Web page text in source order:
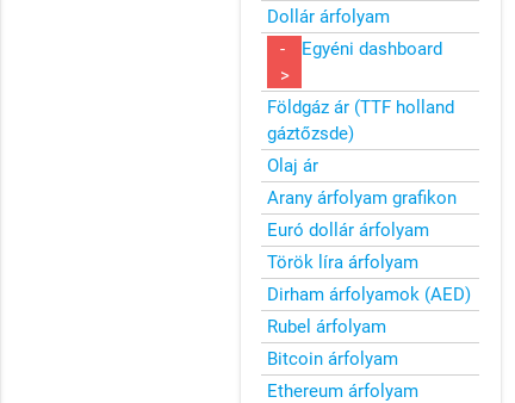
Dollár árfolyam
-
>
Egyéni dashboard
Földgáz ár (TTF holland
gáztőzsde)
Olaj ár
Arany árfolyam grafikon
Euró dollár árfolyam
Török líra árfolyam
Dirham árfolyamok (AED)
Rubel árfolyam
Bitcoin árfolyam
Ethereum árfolyam